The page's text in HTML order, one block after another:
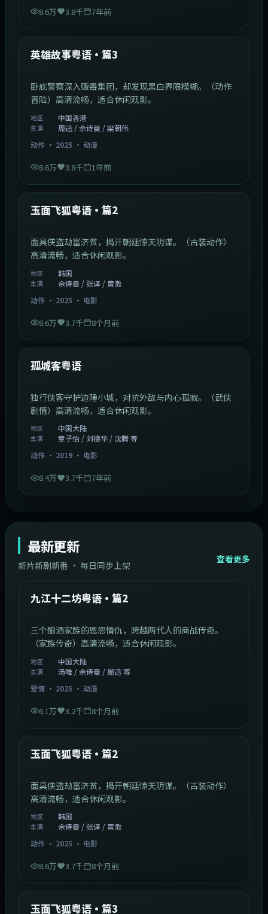
8.6万 3.8千 7年前
热门
英雄故事粤语·篇3
卧底警察深入贩毒集团，却发现黑白界限模糊。（动作
冒险）高清流畅，适合休闲观影。
地区 中国香港
主演
周迅 / 佘诗曼 / 梁朝伟
动作· 2025 · 动漫
8.6万 3.8千 1年前
热门
玉面飞狐粤语·篇2
面具侠盗劫富济贫，揭开朝廷惊天阴谋。（古装动作）
高清流畅，适合休闲观影。
地区 韩国
主演
佘诗曼 / 张译 / 黄渤
动作· 2025 · 电影
8.6万 3.7千 8个月前
热门
孤城客粤语
独行侠客守护边陲小城，对抗外敌与内心孤寂。（武侠
剧情）高清流畅，适合休闲观影。
地区 中国大陆
主演
章子怡 / 刘德华 / 沈腾 等
动作· 2019· 电影
8.4万 3.7千 7年前
最新更新
新片新剧新番 · 每日同步上架
查看更多
最新
中国大陆 1:20:26
九江十二坊粤语·篇2
三个酿酒家族的恩怨情仇，跨越两代人的商战传奇。
（家族传奇）高清流畅，适合休闲观影。
地区 中国大陆
主演
汤唯 / 佘诗曼 / 周迅 等
爱情· 2025 · 动漫
6.1万 3.2千 8个月前
最新
玉面飞狐粤语·篇2
面具侠盗劫富济贫，揭开朝廷惊天阴谋。（古装动作）
高清流畅，适合休闲观影。
地区 韩国
主演
佘诗曼 / 张译 / 黄渤
动作· 2025 · 电影
8.6万 3.7千 8个月前
最新
玉面飞狐粤语·篇3